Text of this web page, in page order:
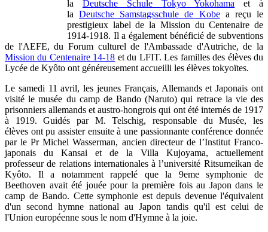
la Deutsche Schule Tokyo Yokohama et à
laDeutsche Samstagsschule de Kobea reçu le
prestigieux label de la Mission du Centenaire de
1914-1918. Il a également bénéficié de subventions
de l'AEFE, du Forum culturel de l'Ambassade d'Autriche, de la
Mission du Centenaire 14-18 et du LFIT. Les familles des élèves du
Lycée de Kyôto ont généreusement accueilli les élèves tokyoïtes.
Le samedi 11 avril, les jeunes Français, Allemands et Japonais ont
visité le musée du camp de Bando (Naruto) qui retrace la vie des
prisonniers allemands et austro-hongrois qui ont été internés de 1917
à 1919. Guidés par M. Telschig, responsable du Musée, les
élèves ont pu assister ensuite à une passionnante conférence donnée
par le Pr Michel Wasserman, ancien directeur de l’Institut Franco-
japonais du Kansai et de la Villa Kujoyama, actuellement
professeur de relations internationales à l’université Ritsumeikan de
Kyôto. Il a notamment rappelé que la 9eme symphonie de
Beethoven avait été jouée pour la première fois au Japon dans le
camp de Bando. Cette symphonie est depuis devenue l'équivalent
d'un second hymne national au Japon tandis qu'il est celui de
l'Union européenne sous le nom d'Hymne à la joie.